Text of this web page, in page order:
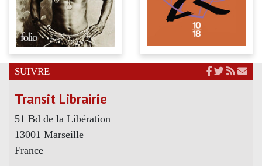
SUIVRE
Transit Librairie
51 Bd de la Libération
13001 Marseille
France